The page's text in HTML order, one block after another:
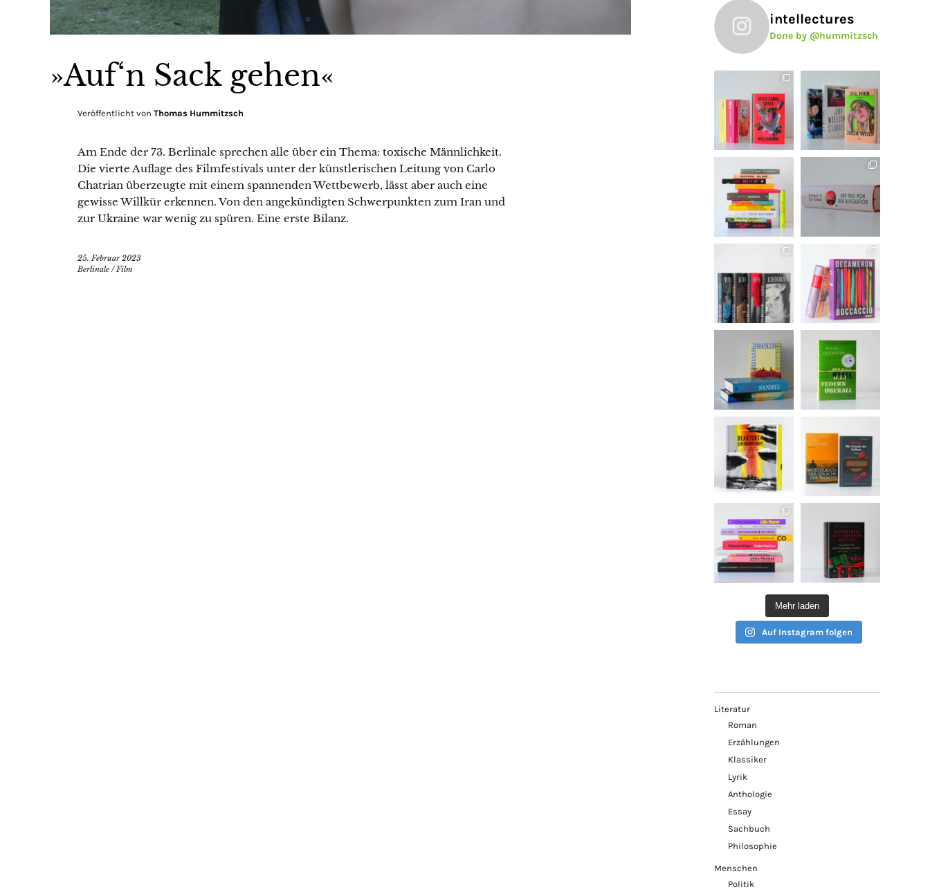
»Auf‘n Sack gehen«
Veröffentlicht von Thomas Hummitzsch
Am Ende der 73. Berlinale sprechen alle über ein Thema: toxische Männlichkeit.
Die vierte Auflage des Filmfestivals unter der künstlerischen Leitung von Carlo
Chatrian überzeugte mit einem spannenden Wettbewerb, lässt aber auch eine
gewisse Willkür erkennen. Von den angekündigten Schwerpunkten zum Iran und
zur Ukraine war wenig zu spüren. Eine erste Bilanz.
25. Februar 2023
Berlinale /Film
intellectures
Done by @hummitzsch
Mehr laden
Auf Instagram folgen
Literatur
Roman
Erzählungen
Klassiker
Lyrik
Anthologie
Essay
Sachbuch
Philosophie
Menschen
Politik